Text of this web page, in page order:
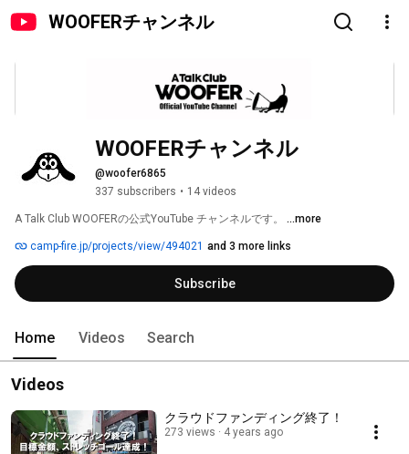
WOOFERチャンネル
WOOFERチャンネル
@woofer6865
337 subscribers • 14 videos
A Talk Club WOOFERの公式YouTube チャンネルです。 ...more
camp-fire.jp/projects/view/494021 and 3 more links
Subscribe
Home Videos Search
Videos
クラウドファンディング終了！
273 views 4 years ago